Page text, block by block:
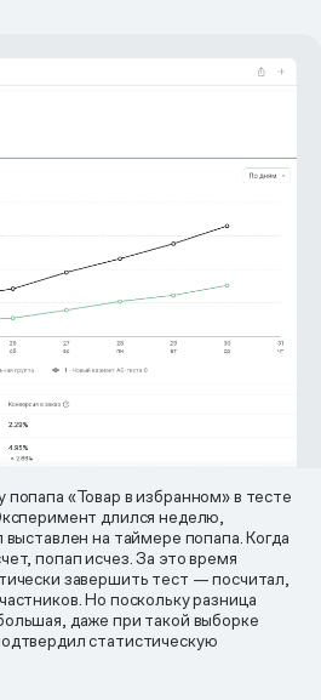
«Товар в избранном» в тесте
длился неделю,
на таймере попапа. Когда
попап исчез. За это время
завершить тест — посчитал,
Но поскольку разница
даже при такой выборке
статистическую